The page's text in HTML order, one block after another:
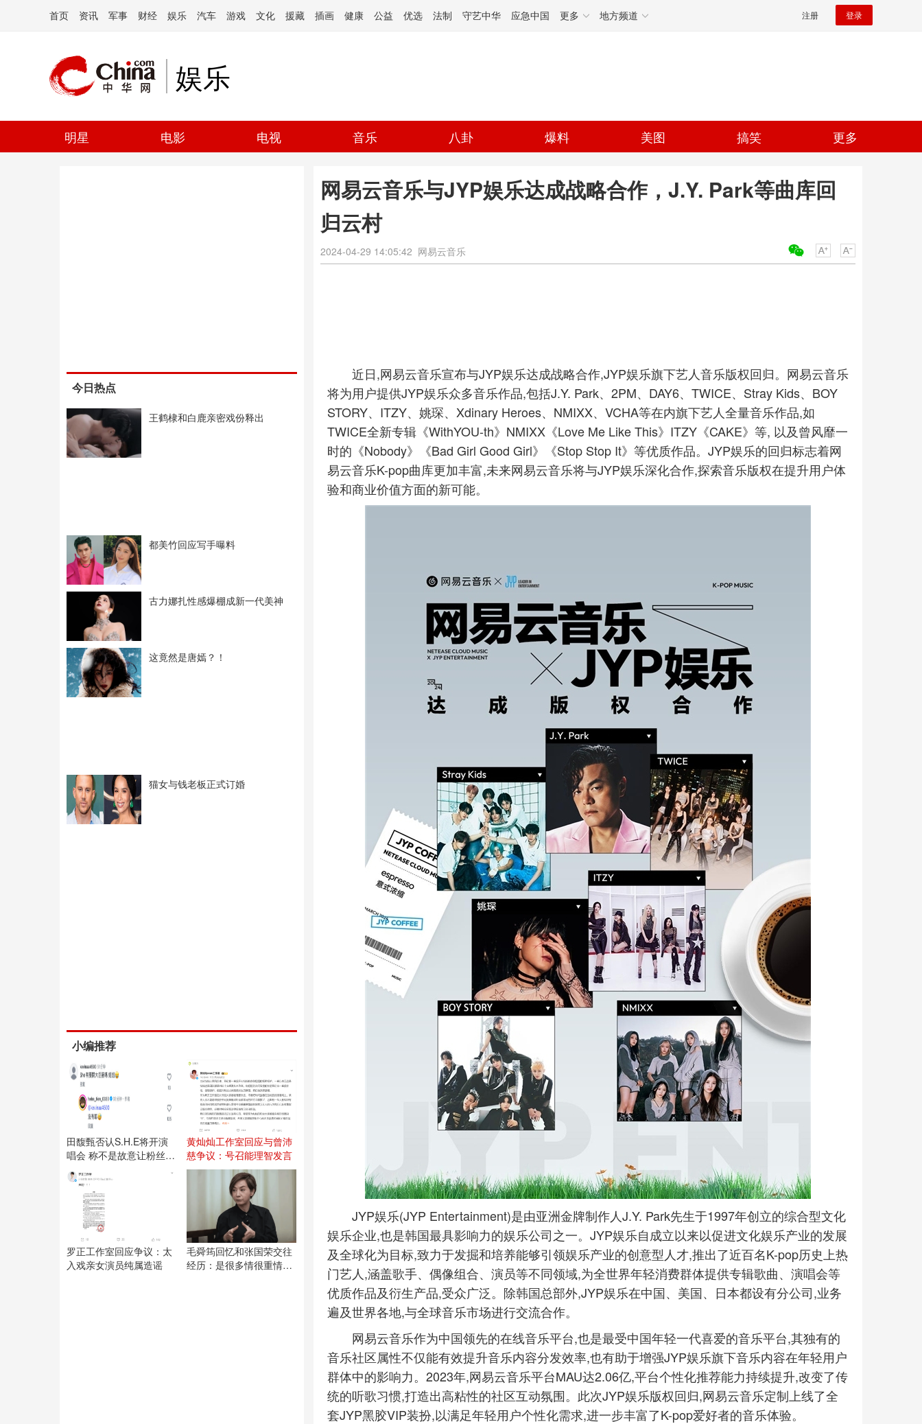
首页 资讯 军事 财经 娱乐 汽车 游戏 文化 援藏 插画 健康 公益 优选 法制 守艺中华 应急中国 更多 地方频道 注册 登录
娱乐
明星 电影 电视 音乐 八卦 爆料 美图 搞笑 更多
今日热点
王鹤棣和白鹿亲密戏份释出
都美竹回应写手曝料
古力娜扎性感爆棚成新一代美神
这竟然是唐嫣？！
猫女与钱老板正式订婚
小编推荐
田馥甄否认S.H.E将开演
唱会 称不是故意让粉丝失
望
黄灿灿工作室回应与曾沛
慈争议：号召能理智发言
罗正工作室回应争议：太
入戏亲女演员纯属造谣
毛舜筠回忆和张国荣交往
经历：是很多情很重情的
网易云音乐与JYP娱乐达成战略合作，J.Y. Park等曲库回
归云村
2024-04-29 14:05:42 网易云音乐
近日,网易云音乐宣布与JYP娱乐达成战略合作,JYP娱乐旗下艺人音乐版权回归。网易云音乐
将为用户提供JYP娱乐众多音乐作品,包括J.Y. Park、2PM、DAY6、TWICE、Stray Kids、BOY
STORY、ITZY、姚琛、Xdinary Heroes、NMIXX、VCHA等在内旗下艺人全量音乐作品,如
TWICE全新专辑《WithYOU-th》NMIXX《Love Me Like This》ITZY《CAKE》等, 以及曾风靡一
时的《Nobody》《Bad Girl Good Girl》《Stop Stop It》等优质作品。JYP娱乐的回归标志着网
易云音乐K-pop曲库更加丰富,未来网易云音乐将与JYP娱乐深化合作,探索音乐版权在提升用户体
验和商业价值方面的新可能。
JYP娱乐(JYP Entertainment)是由亚洲金牌制作人J.Y. Park先生于1997年创立的综合型文化
娱乐企业,也是韩国最具影响力的娱乐公司之一。JYP娱乐自成立以来以促进文化娱乐产业的发展
及全球化为目标,致力于发掘和培养能够引领娱乐产业的创意型人才,推出了近百名K-pop历史上热
门艺人,涵盖歌手、偶像组合、演员等不同领域,为全世界年轻消费群体提供专辑歌曲、演唱会等
优质作品及衍生产品,受众广泛。除韩国总部外,JYP娱乐在中国、美国、日本都设有分公司,业务
遍及世界各地,与全球音乐市场进行交流合作。
网易云音乐作为中国领先的在线音乐平台,也是最受中国年轻一代喜爱的音乐平台,其独有的
音乐社区属性不仅能有效提升音乐内容分发效率,也有助于增强JYP娱乐旗下音乐内容在年轻用户
群体中的影响力。2023年,网易云音乐平台MAU达2.06亿,平台个性化推荐能力持续提升,改变了传
统的听歌习惯,打造出高粘性的社区互动氛围。此次JYP娱乐版权回归,网易云音乐定制上线了全
套JYP黑胶VIP装扮,以满足年轻用户个性化需求,进一步丰富了K-pop爱好者的音乐体验。